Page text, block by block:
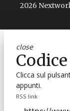
2026
close
Clicca sul
appunti.
RSS link